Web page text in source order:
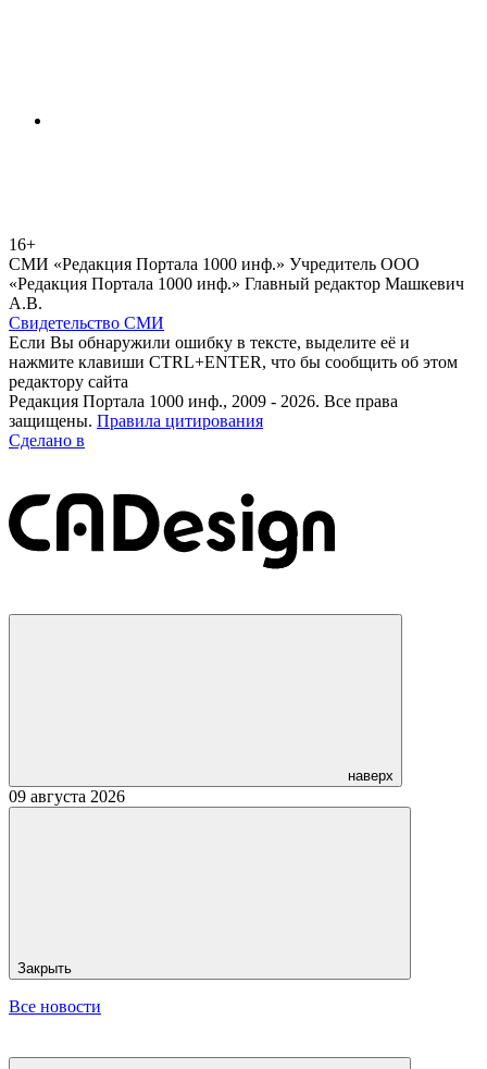
16+
СМИ «Редакция Портала 1000 инф.» Учредитель ООО
«Редакция Портала 1000 инф.» Главный редактор Машкевич
А.В.
Свидетельство СМИ
Если Вы обнаружили ошибку в тексте, выделите её и
нажмите клавиши CTRL+ENTER, что бы сообщить об этом
редактору сайта
Редакция Портала 1000 инф., 2009 - 2026. Все права
защищены. Правила цитирования
Сделано в
наверх
09 августа 2026
Закрыть
Все новости